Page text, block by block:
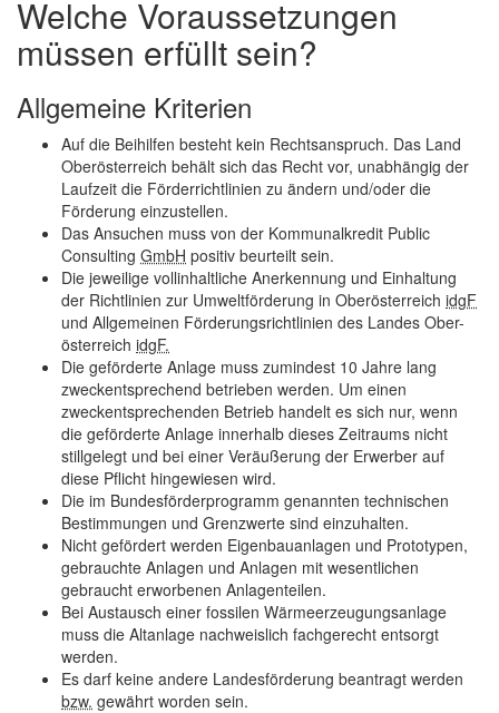
Welche Voraussetzungen
müssen erfüllt sein?
Allgemeine Kriterien
Auf die Beihilfen besteht kein Rechtsanspruch. Das Land
Oberösterreich behält sich das Recht vor, unabhängig der
Laufzeit die Förderrichtlinien zu ändern und/oder die
Förderung einzustellen.
Das Ansuchen muss von der Kommunalkredit Public
Consulting GmbH positiv beurteilt sein.
Die jeweilige vollinhaltliche Anerkennung und Einhaltung
der Richtlinien zur Umweltförderung in Oberösterreich idgF
und Allgemeinen Förderungsrichtlinien des Landes Ober-
österreich idgF.
Die geförderte Anlage muss zumindest 10 Jahre lang
zweckentsprechend betrieben werden. Um einen
zweckentsprechenden Betrieb handelt es sich nur, wenn
die geförderte Anlage innerhalb dieses Zeitraums nicht
stillgelegt und bei einer Veräußerung der Erwerber auf
diese Pflicht hingewiesen wird.
Die im Bundesförderprogramm genannten technischen
Bestimmungen und Grenzwerte sind einzuhalten.
Nicht gefördert werden Eigenbauanlagen und Prototypen,
gebrauchte Anlagen und Anlagen mit wesentlichen
gebraucht erworbenen Anlagenteilen.
Bei Austausch einer fossilen Wärmeerzeugungsanlage
muss die Altanlage nachweislich fachgerecht entsorgt
werden.
Es darf keine andere Landesförderung beantragt werden
bzw. gewährt worden sein.